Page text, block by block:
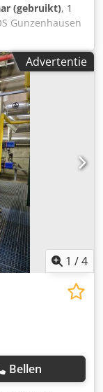
(gebruikt), 1
Gunzenhausen
qm Capaciteit
verhoogde
ca. : 993 l
1 pijp
Azyo Ah Iock
Advertentie
1 /4
Bellen